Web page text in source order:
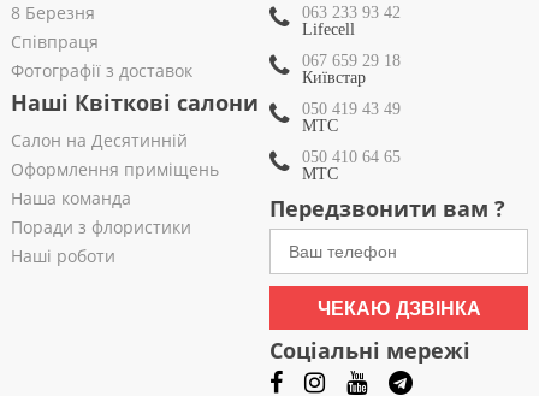
8 Березня
Співпраця
Фотографії з доставок
Наші Квіткові салони
Салон на Десятинній
Оформлення приміщень
Наша команда
Поради з флористики
Наші роботи
063 233 93 42
Lifecell
067 659 29 18
Київстар
050 419 43 49
МТС
050 410 64 65
МТС
Передзвонити вам ?
ЧЕКАЮ ДЗВІНКА
Соціальні мережі